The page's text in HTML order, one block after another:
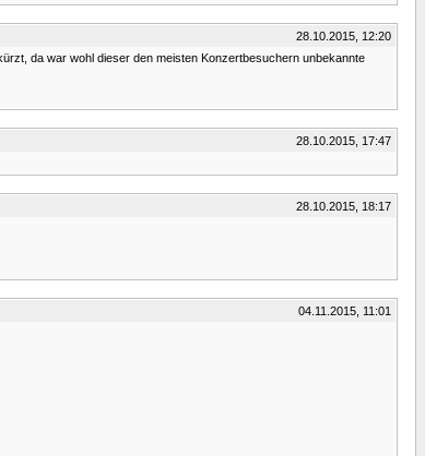
28.10.2015, 12:20
da war wohl dieser den meisten Konzertbesuchern unbekannte
28.10.2015, 17:47
28.10.2015, 18:17
04.11.2015, 11:01